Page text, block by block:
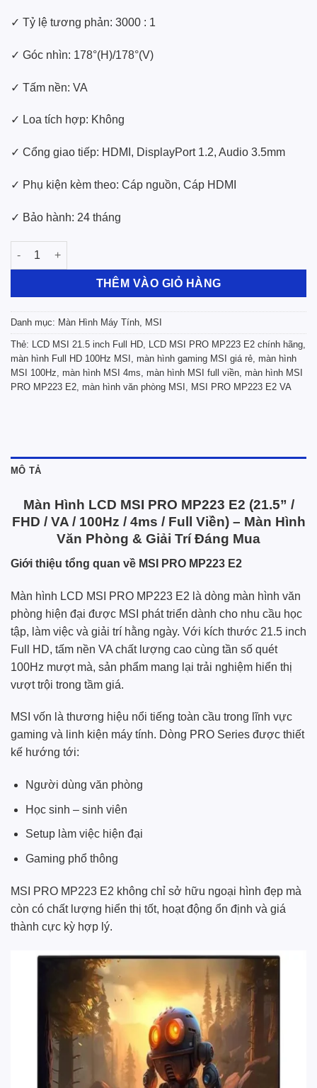
✓ Tỷ lệ tương phản: 3000 : 1
✓ Góc nhìn: 178°(H)/178°(V)
✓ Tấm nền: VA
✓ Loa tích hợp: Không
✓ Cổng giao tiếp: HDMI, DisplayPort 1.2, Audio 3.5mm
✓ Phụ kiện kèm theo: Cáp nguồn, Cáp HDMI
✓ Bảo hành: 24 tháng
LCD MSI PRO MP223 E2 (21.5” / FHD / VA / 100Hz / 4ms / Full
THÊM VÀO GIỎ HÀNG
Danh mục: Màn Hình Máy Tính, MSI
Thẻ: LCD MSI 21.5 inch Full HD, LCD MSI PRO MP223 E2 chính hãng,
màn hình Full HD 100Hz MSI , màn hình gaming MSI giá rẻ, màn hình
MSI 100Hz, màn hình MSI 4ms, màn hình MSI full viền, màn hình MSI
PRO MP223 E2, màn hình văn phòng MSI , MSI PRO MP223 E2 VA
MÔ TẢ
Màn Hình LCD MSI PRO MP223 E2 (21.5” /
FHD / VA / 100Hz / 4ms / Full Viền) – Màn Hình
Văn Phòng & Giải Trí Đáng Mua
Giới thiệu tổng quan về MSI PRO MP223 E2
Màn hình LCD MSI PRO MP223 E2 là dòng màn hình văn
phòng hiện đại được MSI phát triển dành cho nhu cầu học
tập, làm việc và giải trí hằng ngày. Với kích thước 21.5 inch
Full HD, tấm nền VA chất lượng cao cùng tần số quét
100Hz mượt mà, sản phẩm mang lại trải nghiệm hiển thị
vượt trội trong tầm giá.
MSI vốn là thương hiệu nổi tiếng toàn cầu trong lĩnh vực
gaming và linh kiện máy tính. Dòng PRO Series được thiết
kế hướng tới:
Người dùng văn phòng
Học sinh – sinh viên
Setup làm việc hiện đại
Gaming phổ thông
MSI PRO MP223 E2 không chỉ sở hữu ngoại hình đẹp mà
còn có chất lượng hiển thị tốt, hoạt động ổn định và giá
thành cực kỳ hợp lý.